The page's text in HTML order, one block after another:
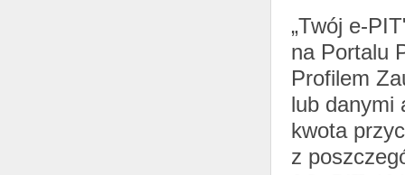
„Twój e-
na Portalu
Profilem
lub danymi
kwota
z